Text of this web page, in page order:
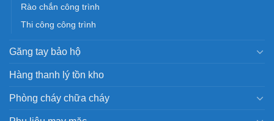
Rào chắn công trình
Thi công công trình
Găng tay bảo hộ
Hàng thanh lý tồn kho
Phòng cháy chữa cháy